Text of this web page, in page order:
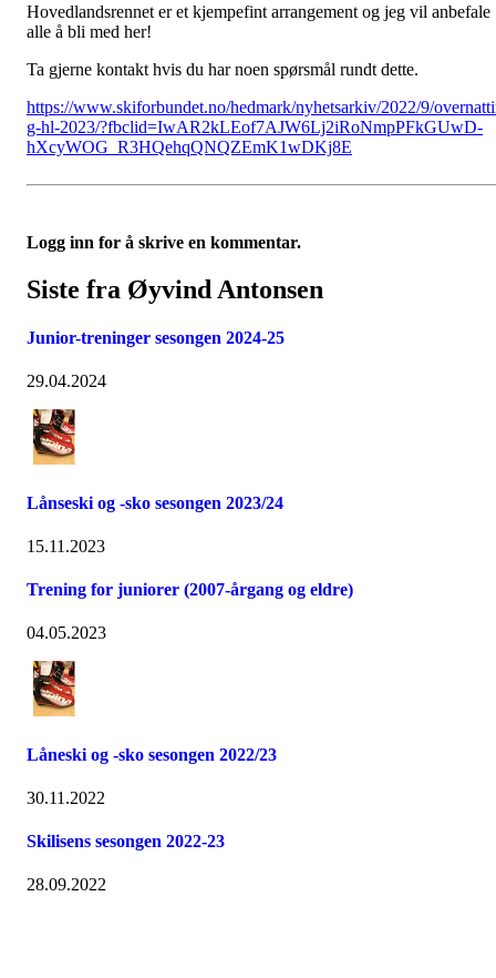
Hovedlandsrennet er et kjempefint arrangement og jeg vil anbefale
alle å bli med her!
Ta gjerne kontakt hvis du har noen spørsmål rundt dette.
https://www.skiforbundet.no/hedmark/nyhetsarkiv/2022/9/
g-hl-2023/?fbclid=IwAR2kLEof7AJW6Lj2iRoNmpPFkGUwD-
hXcyWOG_R3HQehqQNQZEmK1wDKj8E
Logg inn for å skrive en kommentar.
Siste fra Øyvind Antonsen
Junior-treninger sesongen 2024-25
29.04.2024
Lånseski og -sko sesongen 2023/24
15.11.2023
Trening for juniorer (2007-årgang og eldre)
04.05.2023
Låneski og -sko sesongen 2022/23
30.11.2022
Skilisens sesongen 2022-23
28.09.2022